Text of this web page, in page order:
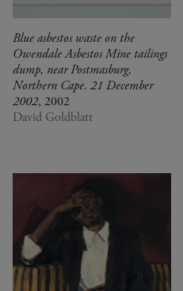
Blue asbestos waste on the
Owendale Asbestos Mine tailings
dump, near Postmasburg,
Northern Cape. 21 December
2002, 2002
David Goldblatt